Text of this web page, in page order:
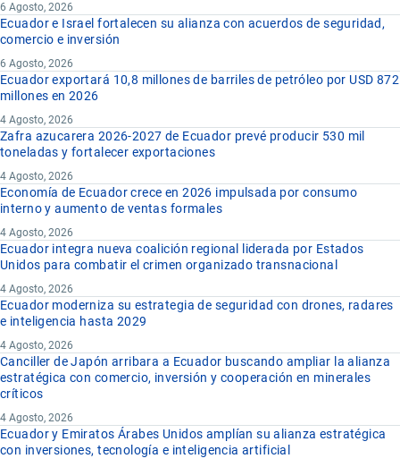
6 Agosto, 2026
Ecuador e Israel fortalecen su alianza con acuerdos de seguridad,
comercio e inversión
6 Agosto, 2026
Ecuador exportará 10,8 millones de barriles de petróleo por USD 872
millones en 2026
4 Agosto, 2026
Zafra azucarera 2026-2027 de Ecuador prevé producir 530 mil
toneladas y fortalecer exportaciones
4 Agosto, 2026
Economía de Ecuador crece en 2026 impulsada por consumo
interno y aumento de ventas formales
4 Agosto, 2026
Ecuador integra nueva coalición regional liderada por Estados
Unidos para combatir el crimen organizado transnacional
4 Agosto, 2026
Ecuador moderniza su estrategia de seguridad con drones, radares
e inteligencia hasta 2029
4 Agosto, 2026
Canciller de Japón arribara a Ecuador buscando ampliar la alianza
estratégica con comercio, inversión y cooperación en minerales
críticos
4 Agosto, 2026
Ecuador y Emiratos Árabes Unidos amplían su alianza estratégica
con inversiones, tecnología e inteligencia artificial